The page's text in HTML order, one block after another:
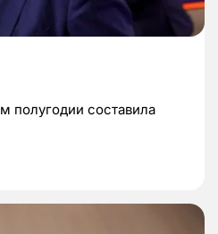
полугодии составила